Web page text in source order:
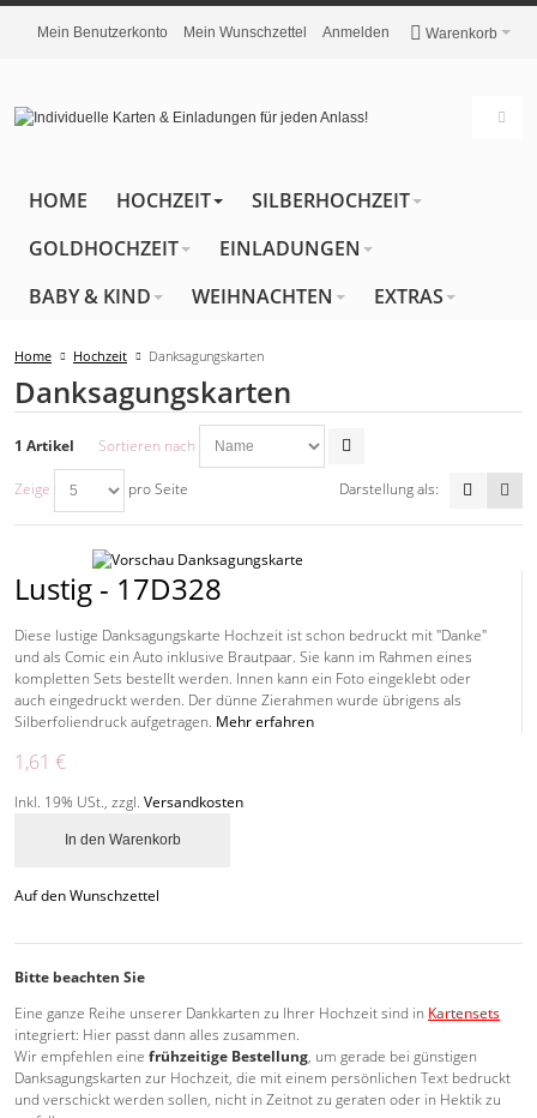
Warenkorb
Mein Benutzerkonto Mein Wunschzettel Anmelden
HOME HOCHZEIT
SILBERHOCHZEIT
GOLDHOCHZEIT
EINLADUNGEN
BABY & KIND
WEIHNACHTEN EXTRAS
Home Hochzeit Danksagungskarten
Danksagungskarten
1 Artikel Sortieren nach
Zeige pro Seite Darstellung als:
Lustig - 17D328
Diese lustige Danksagungskarte Hochzeit ist schon bedruckt mit "Danke"
und als Comic ein Auto inklusive Brautpaar. Sie kann im Rahmen eines
kompletten Sets bestellt werden. Innen kann ein Foto eingeklebt oder
auch eingedruckt werden. Der dünne Zierahmen wurde übrigens als
Silberfoliendruck aufgetragen. Mehr erfahren
1,61 €
Inkl. 19% USt., zzgl. Versandkosten
In den Warenkorb
Auf den Wunschzettel
Bitte beachten Sie
Eine ganze Reihe unserer Dankkarten zu Ihrer Hochzeit sind in Kartensets
integriert: Hier passt dann alles zusammen.
Wir empfehlen eine frühzeitige Bestellung, um gerade bei günstigen
Danksagungskarten zur Hochzeit, die mit einem persönlichen Text bedruckt
und verschickt werden sollen, nicht in Zeitnot zu geraten oder in Hektik zu